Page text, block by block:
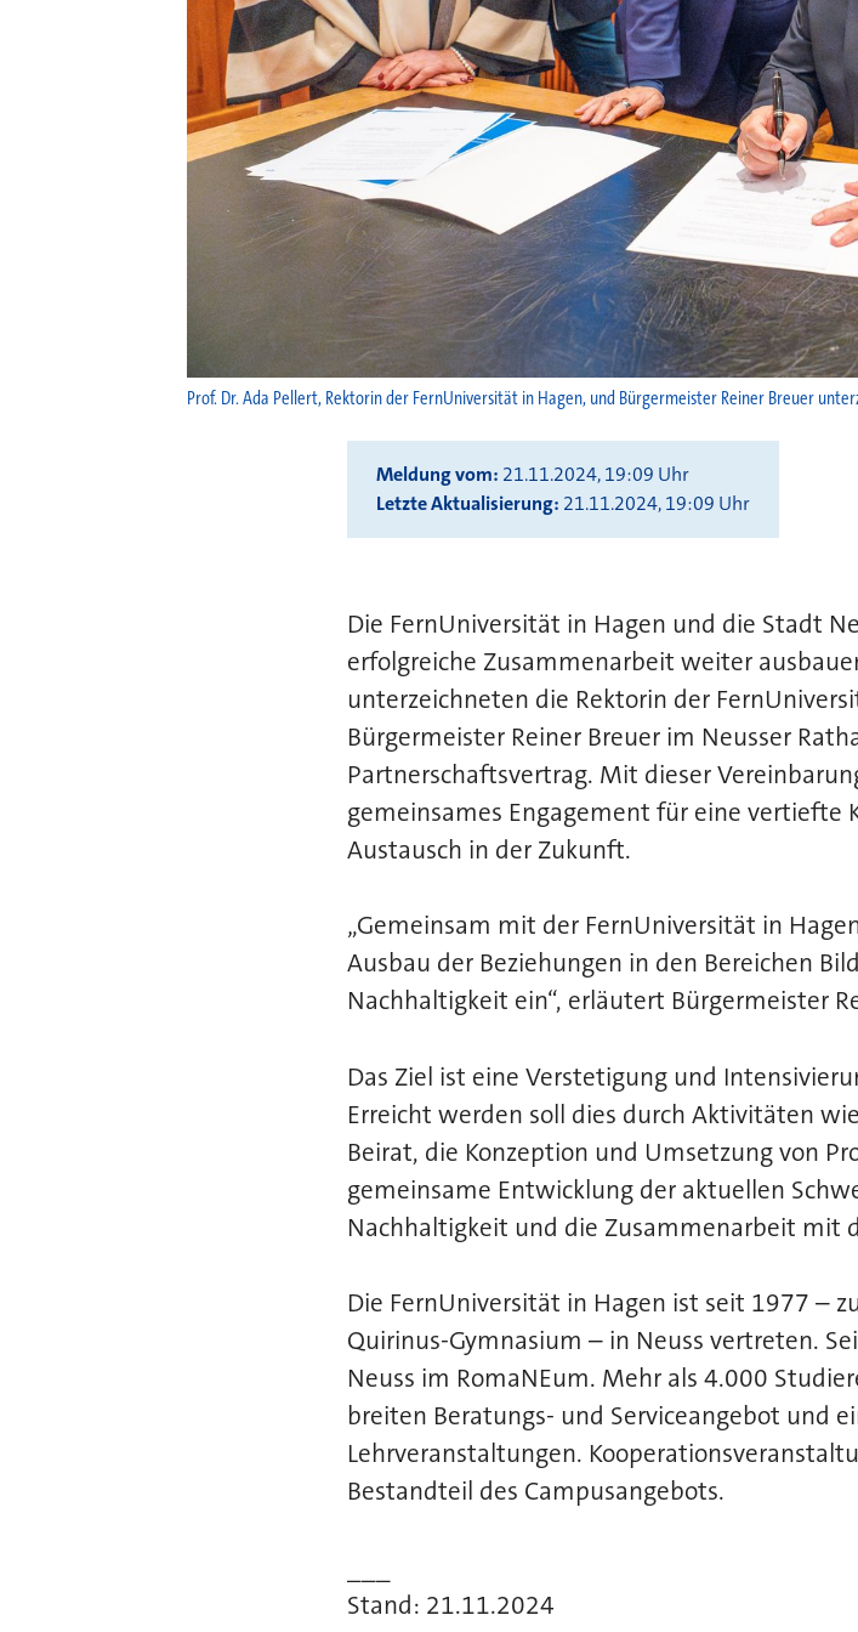
Prof. Dr. Ada Pellert, Rektorin der FernUniversität in Hagen, und Bürgermeister Reiner Breuer
Meldung vom 21.11.2024, 19:09 Uhr
Letzte Aktualisierung 21.11.2024, 19:09 Uhr
Die FernUniversität in Hagen und die Stadt
erfolgreiche Zusammenarbeit weiter
unterzeichneten die Rektorin der
Bürgermeister Reiner Breuer im Neusser
Partnerschaftsvertrag. Mit dieser
gemeinsames Engagement für eine vertiefte
Austausch in der Zukunft.
„Gemeinsam mit der FernUniversität in
Ausbau der Beziehungen in den Bereichen
Nachhaltigkeit ein“, erläutert Bürgermeister
Das Ziel ist eine Verstetigung und
Erreicht werden soll dies durch Aktivitäten
Beirat, die Konzeption und Umsetzung von
gemeinsame Entwicklung der aktuellen
Nachhaltigkeit und die Zusammenarbeit mit
Die FernUniversität in Hagen ist seit 1977 –
Quirinus-Gymnasium – in Neuss vertreten.
Neuss im RomaNEum. Mehr als 4.000
breiten Beratungs- und Serviceangebot und
Lehrveranstaltungen.
Bestandteil des Campusangebots.
Stand: 21.11.2024